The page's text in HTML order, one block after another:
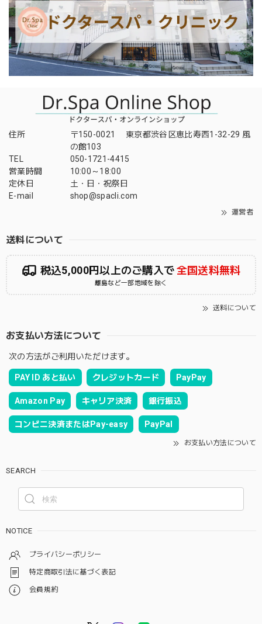
住所
〒150-0021 東京都渋谷区恵比寿西1-32-29 風
の館103
TEL
050-1721-4415
営業時間
10:00～18:00
定休日
土・日・祝祭日
E-mail
shop@spacli.com
運営者
送料について
税込5,000円以上のご購入で全国送料無料
離島など一部地域を除く
送料について
お支払い方法について
次の方法がご利用いただけます。
PAY ID あと払い クレジットカード PayPay
Amazon Pay キャリア決済 銀行振込
コンビニ決済またはPay-easy PayPal
お支払い方法について
SEARCH
NOTICE
プライバシーポリシー
特定商取引法に基づく表記
会員規約